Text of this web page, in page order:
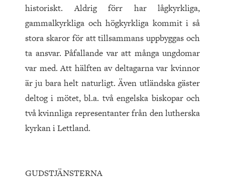
historiskt. Aldrig förr har lågkyrkliga,
gammalkyrkliga och högkyrkliga kommit i så
stora skaror för att tillsammans uppbyggas och
ta ansvar. Påfallande var att många ungdomar
var med. Att hälften av deltagarna var kvinnor
är ju bara helt naturligt. Även utländska gäster
deltog i mötet, bl.a. två engelska biskopar och
två kvinnliga representanter från den lutherska
kyrkan i Lettland.
GUDSTJÄNSTERNA